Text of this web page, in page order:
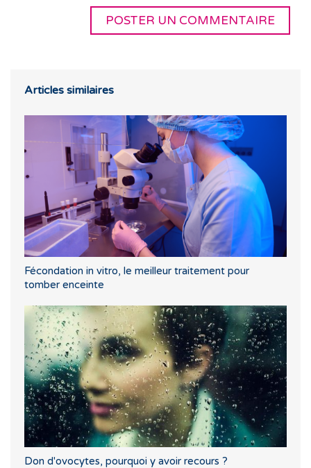
Articles similaires
Fécondation in vitro, le meilleur traitement pour
tomber enceinte
Don d'ovocytes, pourquoi y avoir recours ?